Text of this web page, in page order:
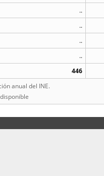
..
..
..
..
446
anual del INE.